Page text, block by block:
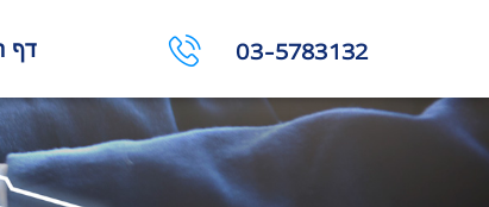
03-5783132 דף